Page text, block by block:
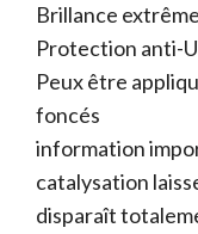
Brillance
Protection anti-
Peux être
foncés
information
catalysation
disparaît